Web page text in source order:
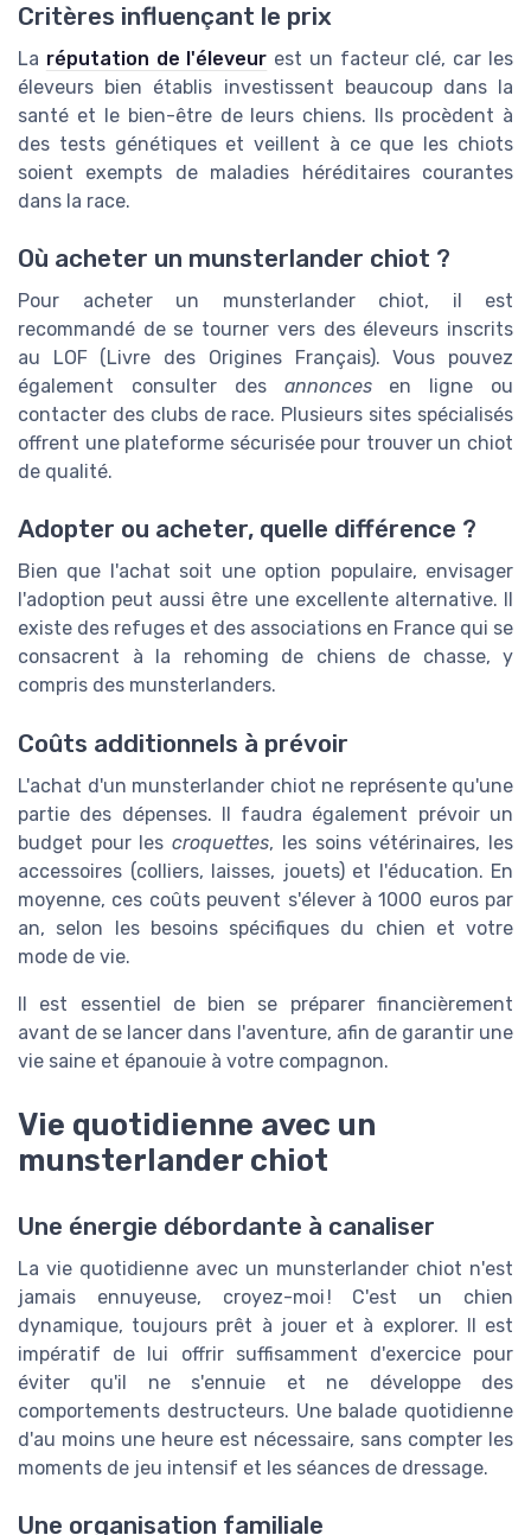
Critères influençant le prix
La réputation de l'éleveur est un facteur clé, car les
éleveurs bien établis investissent beaucoup dans la
santé et le bien-être de leurs chiens. Ils procèdent à
des tests génétiques et veillent à ce que les chiots
soient exempts de maladies héréditaires courantes
dans la race.
Où acheter un munsterlander chiot ?
Pour acheter un munsterlander chiot, il est
recommandé de se tourner vers des éleveurs inscrits
au LOF (Livre des Origines Français). Vous pouvez
également consulter des annoncesen ligne ou
contacter des clubs de race. Plusieurs sites spécialisés
offrent une plateforme sécurisée pour trouver un chiot
de qualité.
Adopter ou acheter, quelle différence ?
Bien que l'achat soit une option populaire, envisager
l'adoption peut aussi être une excellente alternative. Il
existe des refuges et des associations en France qui se
consacrent à la rehoming de chiens de chasse, y
compris des munsterlanders.
Coûts additionnels à prévoir
L'achat d'un munsterlander chiot ne représente qu'une
partie des dépenses. Il faudra également prévoir un
budget pour lescroquettes, les soins vétérinaires, les
accessoires (colliers, laisses, jouets) et l'éducation. En
moyenne, ces coûts peuvent s'élever à 1000 euros par
an, selon les besoins spécifiques du chien et votre
mode de vie.
Il est essentiel de bien se préparer financièrement
avant de se lancer dans l'aventure, afin de garantir une
vie saine et épanouie à votre compagnon.
Vie quotidienne avec un
munsterlander chiot
Une énergie débordante à canaliser
La vie quotidienne avec un munsterlander chiot n'est
jamais ennuyeuse, croyez-moi ! C'est un chien
dynamique, toujours prêt à jouer et à explorer. Il est
impératif de lui offrir suffisamment d'exercice pour
éviter qu'il ne s'ennuie et ne développe des
comportements destructeurs. Une balade quotidienne
d'au moins une heure est nécessaire, sans compter les
moments de jeu intensif et les séances de dressage.
Une organisation familiale